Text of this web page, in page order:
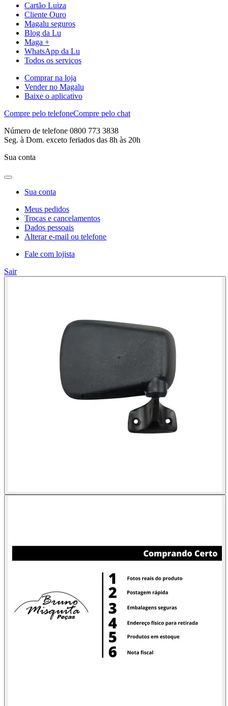
Cartão Luiza
Cliente Ouro
Magalu seguros
Blog da Lu
Maga +
WhatsApp da Lu
Todos os serviços
Comprar na loja
Vender no Magalu
Baixe o aplicativo
Compre pelo telefoneCompre pelo chat
Número de telefone 0800 773 3838
Seg. à Dom. exceto feriados das 8h às 20h
Sua conta
Sua conta
Meus pedidos
Trocas e cancelamentos
Dados pessoais
Alterar e-mail ou telefone
Fale com lojista
Sair